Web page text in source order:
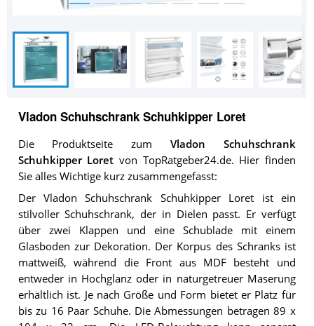
Vladon Schuhschrank Schuhkipper Loret
Die Produktseite zumVladon Schuhschrank
Schuhkipper Loret von TopRatgeber24.de. Hier finden
Sie alles Wichtige kurz zusammengefasst:
Der Vladon Schuhschrank Schuhkipper Loret ist ein
stilvoller Schuhschrank, der in Dielen passt. Er verfügt
über zwei Klappen und eine Schublade mit einem
Glasboden zur Dekoration. Der Korpus des Schranks ist
mattweiß, während die Front aus MDF besteht und
entweder in Hochglanz oder in naturgetreuer Maserung
erhältlich ist. Je nach Größe und Form bietet er Platz für
bis zu 16 Paar Schuhe. Die Abmessungen betragen 89 x